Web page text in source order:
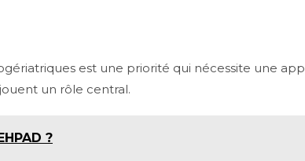
est une priorité qui nécessite une
jouent un rôle central.
?